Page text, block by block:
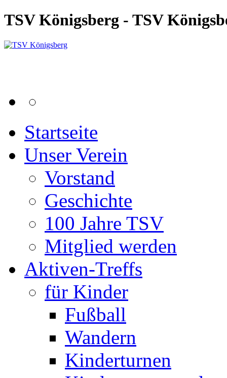
TSV Königsberg - TSV
Startseite
Unser Verein
Vorstand
Geschichte
100 Jahre TSV
Mitglied werden
Aktiven-Treffs
für Kinder
Fußball
Wandern
Kinderturnen